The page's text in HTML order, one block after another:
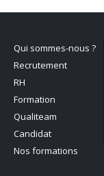
Qui sommes-nous ?
Recrutement
RH
Formation
Qualiteam
Candidat
Nos formations